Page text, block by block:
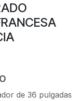
de 36 pulgadas